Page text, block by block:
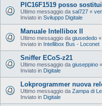
PIC16F1519 posso
Ultimo messaggio da sal727 «
Inviato in Sviluppo Digitale
Manuale Intellibox II
Ultimo messaggio da giusededo «
Inviato in Intellibox Bus - Loconet
Sniffer ECoS-z21
Ultimo messaggio da giuseppino «
Inviato in Digitale
Lokprogrammer nuova
Ultimo messaggio da Zampa di
Inviato in Digitale